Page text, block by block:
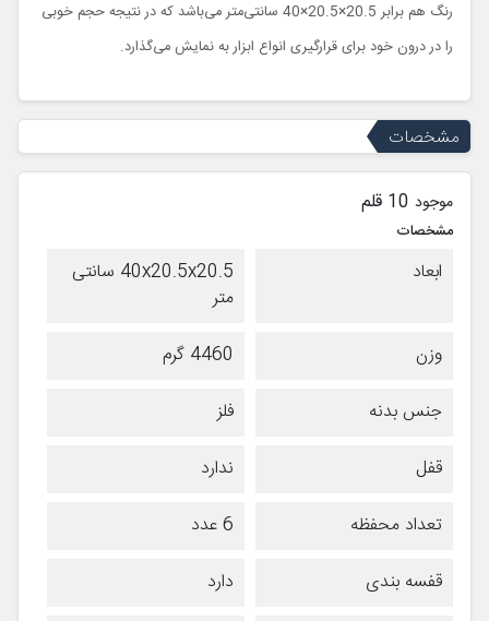
رنگ هم برابر 20.5×20.5×40 سانتی‌متر می‌باشد که در نتیجه حجم خوبی
را در درون خود برای قرارگیری انواع ابزار به نمایش می‌گذارد.
مشخصات
موجود 10 قلم
مشخصات
ابعاد
40x20.5x20.5 سانتی
متر
وزن
4460 گرم
جنس بدنه
فلز
قفل
ندارد
تعداد محفظه
6 عدد
قفسه بندی
دارد